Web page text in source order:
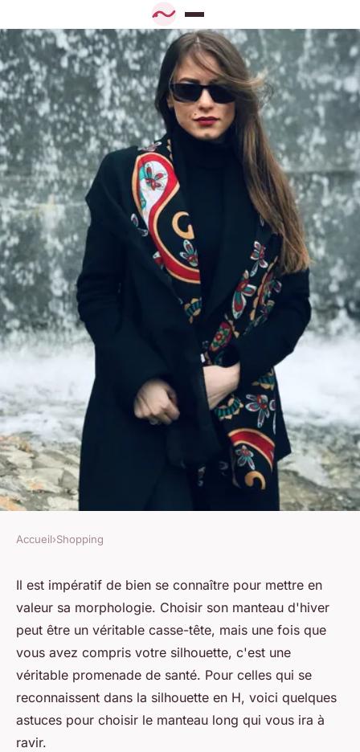
SHOPPING
Comment choisir des
manteaux longs pour les
silhouettes en H?
Julia•27 juin 2024•6 min de lecture
Accueil›Shopping
Il est impératif de bien se connaître pour mettre en
valeur sa morphologie. Choisir son manteau d'hiver
peut être un véritable casse-tête, mais une fois que
vous avez compris votre silhouette, c'est une
véritable promenade de santé. Pour celles qui se
reconnaissent dans la silhouette en H, voici quelques
astuces pour choisir le manteau long qui vous ira à
ravir.